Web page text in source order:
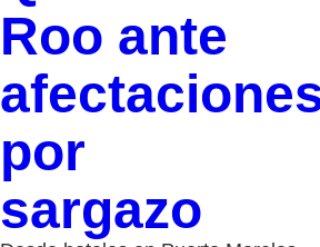
Roo ante
por
sargazo